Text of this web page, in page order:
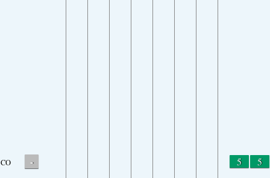
CO - 5 5